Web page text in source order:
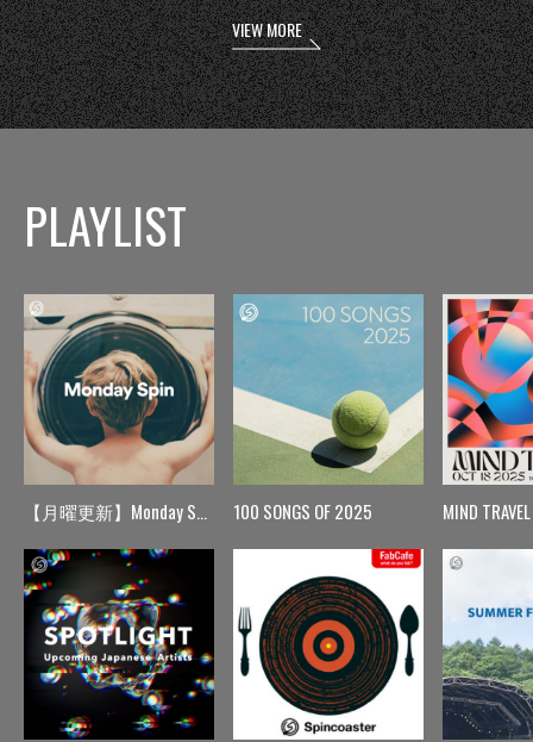
VIEW MORE
PLAYLIST
【月曜更新】Monday Spin 100 SONGS OF 2025 MIND TRAVEL